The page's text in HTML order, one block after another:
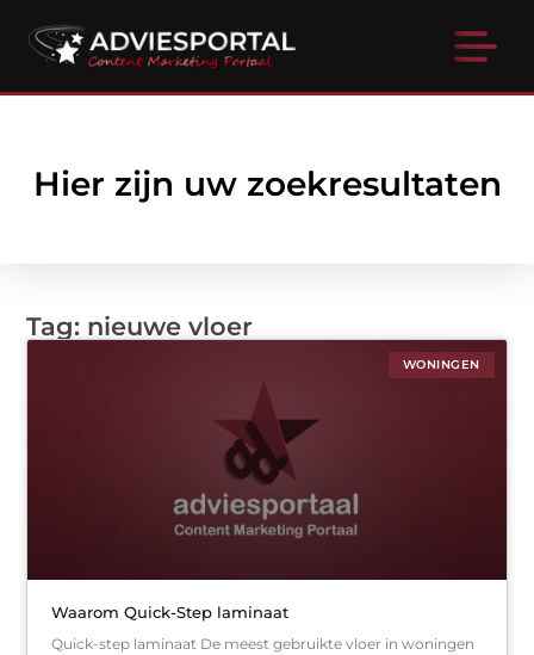
Hier zijn uw zoekresultaten
Tag: nieuwe vloer
WONINGEN
Waarom Quick-Step laminaat
Quick-step laminaat De meest gebruikte vloer in woningen